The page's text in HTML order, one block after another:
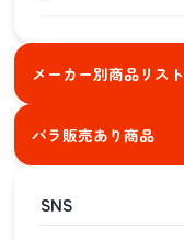
メーカー別商品リスト
バラ販売あり商品
SNS